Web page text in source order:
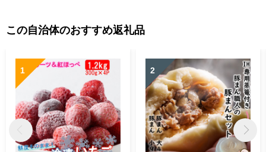
この自治体のおすすめ返礼品
1 2